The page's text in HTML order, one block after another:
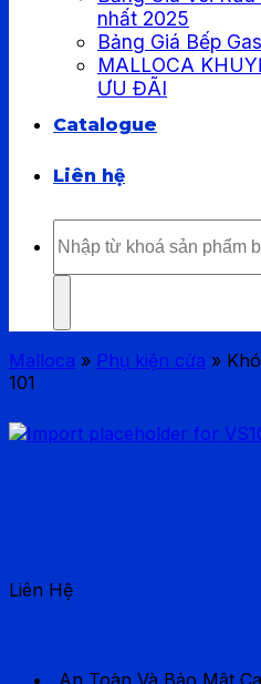
nhất 2025
Bảng Giá Bếp
MALLOCA
ƯU ĐÃI
Catalogue
Liên hệ
kiếm:
Malloca » Phụ kiện cửa »
101
Liên Hệ